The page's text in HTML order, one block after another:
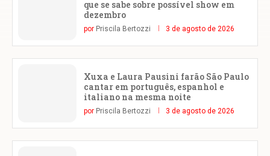
que se sabe sobre possível show em
dezembro
por Priscila Bertozzi 3 de agosto de 2026
Xuxa e Laura Pausini farão São Paulo
cantar em português, espanhol e
italiano na mesma noite
por Priscila Bertozzi 3 de agosto de 2026